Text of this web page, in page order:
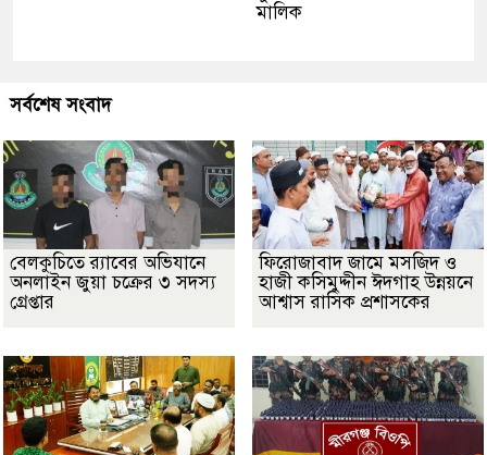
মালিক
সর্বশেষ সংবাদ
বেলকুচিতে র‌্যাবের অভিযানে
অনলাইন জুয়া চক্রের ৩ সদস্য
গ্রেপ্তার
ফিরোজাবাদ জামে মসজিদ ও
হাজী কসিমুদ্দীন ঈদগাহ উন্নয়নে
আশ্বাস রাসিক প্রশাসকের